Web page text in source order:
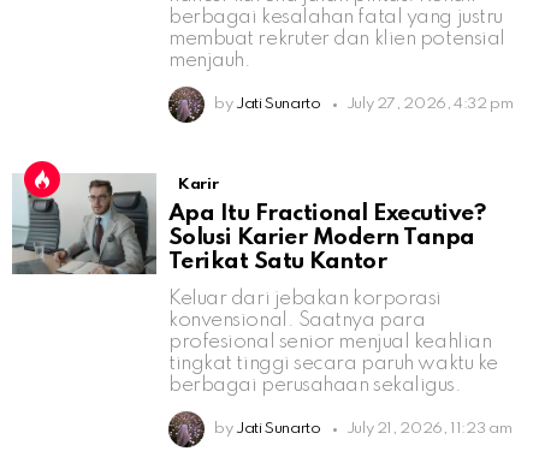
berbagai kesalahan fatal yang justru
membuat rekruter dan klien potensial
menjauh.
by Jati Sunarto July 27, 2026, 4:32 pm
Karir
Apa Itu Fractional Executive?
Solusi Karier Modern Tanpa
Terikat Satu Kantor
Keluar dari jebakan korporasi
konvensional. Saatnya para
profesional senior menjual keahlian
tingkat tinggi secara paruh waktu ke
berbagai perusahaan sekaligus.
by Jati Sunarto July 21, 2026, 11:23 am